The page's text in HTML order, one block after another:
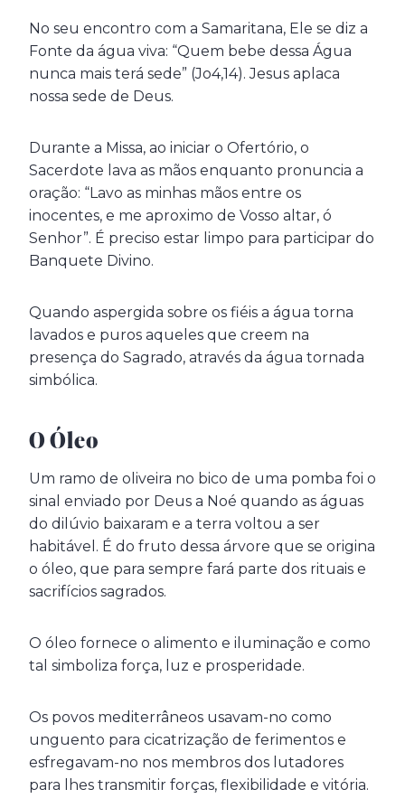
No seu encontro com a Samaritana, Ele se diz a
Fonte da água viva: “Quem bebe dessa Água
nunca mais terá sede” (Jo4,14). Jesus aplaca
nossa sede de Deus.
Durante a Missa, ao iniciar o Ofertório, o
Sacerdote lava as mãos enquanto pronuncia a
oração: “Lavo as minhas mãos entre os
inocentes, e me aproximo de Vosso altar, ó
Senhor”. É preciso estar limpo para participar do
Banquete Divino.
Quando aspergida sobre os fiéis a água torna
lavados e puros aqueles que creem na
presença do Sagrado, através da água tornada
simbólica.
O Óleo
Um ramo de oliveira no bico de uma pomba foi o
sinal enviado por Deus a Noé quando as águas
do dilúvio baixaram e a terra voltou a ser
habitável. É do fruto dessa árvore que se origina
o óleo, que para sempre fará parte dos rituais e
sacrifícios sagrados.
O óleo fornece o alimento e iluminação e como
tal simboliza força, luz e prosperidade.
Os povos mediterrâneos usavam-no como
unguento para cicatrização de ferimentos e
esfregavam-no nos membros dos lutadores
para lhes transmitir forças, flexibilidade e vitória.